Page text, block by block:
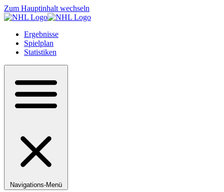
Zum Hauptinhalt wechseln
Ergebnisse
Spielplan
Statistiken
Navigations-Menü